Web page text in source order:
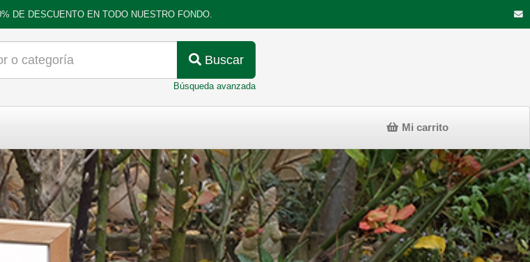
DE DESCUENTO EN TODO NUESTRO FONDO.
Buscar
Búsqueda avanzada
Mi carrito